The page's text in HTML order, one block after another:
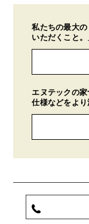
私たちの最大
いただくこと。
エヌテックの
仕様などをより